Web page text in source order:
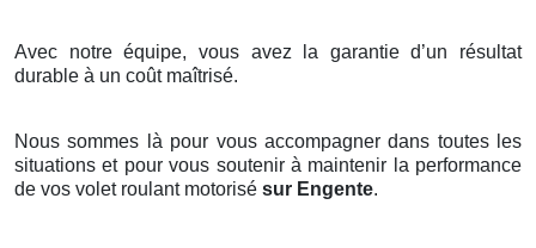
Avec notre équipe, vous avez la garantie d’un résultat
durable à un coût maîtrisé.
Nous sommes là pour vous accompagner dans toutes les
situations et pour vous soutenir à maintenir la performance
de vos volet roulant motorisé sur Engente.